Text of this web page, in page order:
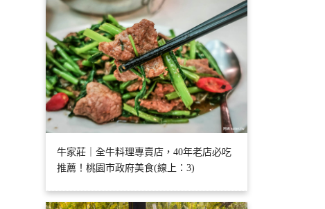
牛家莊｜全牛料理專賣店，40年老店必吃
推薦！桃園市政府美食(線上：3)